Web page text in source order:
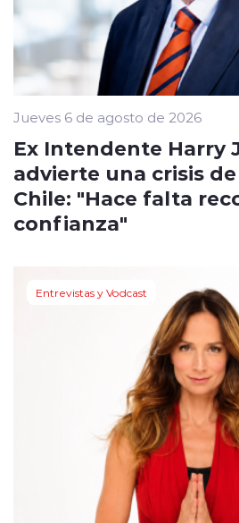
Jueves 6 de agosto de 2026
Ex Intendente Harry
advierte una crisis
Chile: "Hace falta
confianza"
Entrevistas y Vodcast